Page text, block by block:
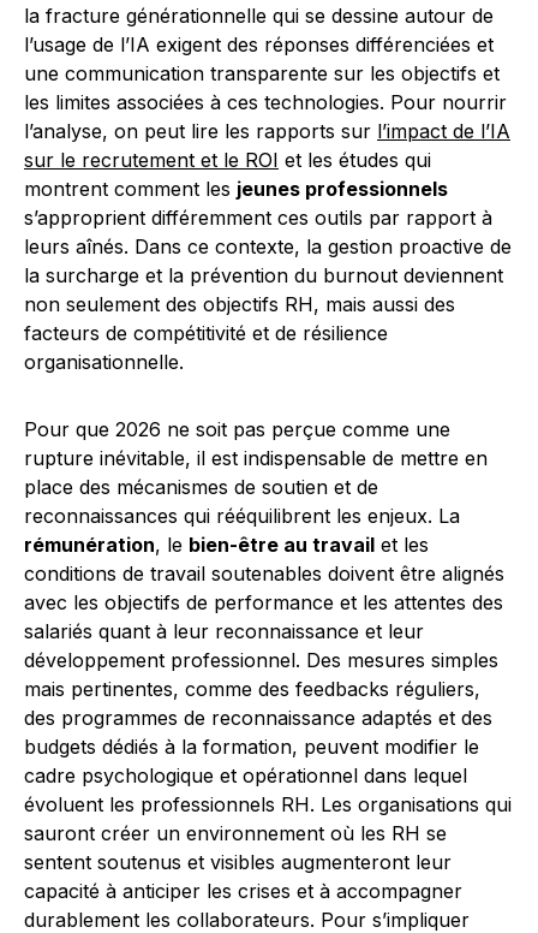
la fracture générationnelle qui se dessine autour de
l’usage de l’IA exigent des réponses différenciées et
une communication transparente sur les objectifs et
les limites associées à ces technologies. Pour nourrir
l’analyse, on peut lire les rapports sur l’impact de l’IA
sur le recrutement et le ROI et les études qui
montrent comment les jeunes professionnels
s’approprient différemment ces outils par rapport à
leurs aînés. Dans ce contexte, la gestion proactive de
la surcharge et la prévention du burnout deviennent
non seulement des objectifs RH, mais aussi des
facteurs de compétitivité et de résilience
organisationnelle.
Pour que 2026 ne soit pas perçue comme une
rupture inévitable, il est indispensable de mettre en
place des mécanismes de soutien et de
reconnaissances qui rééquilibrent les enjeux. La
rémunération, le bien-être au travail et les
conditions de travail soutenables doivent être alignés
avec les objectifs de performance et les attentes des
salariés quant à leur reconnaissance et leur
développement professionnel. Des mesures simples
mais pertinentes, comme des feedbacks réguliers,
des programmes de reconnaissance adaptés et des
budgets dédiés à la formation, peuvent modifier le
cadre psychologique et opérationnel dans lequel
évoluent les professionnels RH. Les organisations qui
sauront créer un environnement où les RH se
sentent soutenus et visibles augmenteront leur
capacité à anticiper les crises et à accompagner
durablement les collaborateurs. Pour s’impliquer